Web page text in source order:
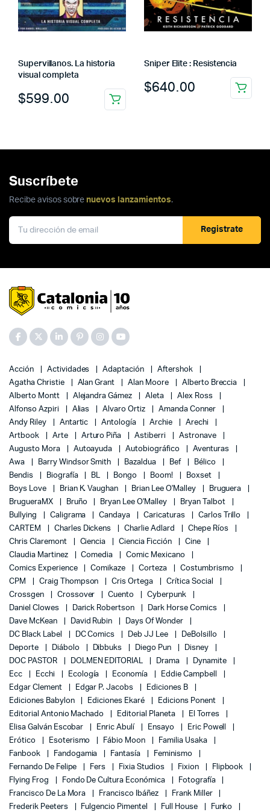
Supervillanos. La historia
visual completa
$599.00
Sniper Elite : Resistencia
$640.00
Suscríbete
Recibe avisos sobre nuevos lanzamientos.
Registrate
Acción Actividades Adaptación
Aftershok
Agatha Christie
Alan Grant Alan Moore
Alberto Breccia
Alberto Montt
Alejandra Gámez Aleta
Alex Ross
Alfonso Azpiri
Alias Alvaro Ortiz
Amanda Conner
Andy Riley
Antartic Antología Archie
Arechi
Artbook
Arte Arturo Piña Astiberri
Astronave
Augusto Mora
Autoayuda Autobiográfico
Aventuras
Awa
Barry Windsor Smith Bazaldua Bef
Bélico
Bendis
Biografía BL Bongo Boom!
Boxset
Boys Love
Brian K. Vaughan Brian Lee O'Malley
Bruguera
BrugueraMX
Bruño Bryan Lee O'Malley
Bryan Talbot
Bullying
Caligrama Candaya Caricaturas
Carlos Trillo
CARTEM
Charles Dickens Charlie Adlard
Chepe Ríos
Chris Claremont
Ciencia Ciencia Ficción
Cine
Claudia Martinez
Comedia
Comic Mexicano
Comics Experience
Comikaze Corteza
Costumbrismo
CPM
Craig Thompson Cris Ortega
Crítica Social
Crossgen
Crossover Cuento
Cyberpunk
Daniel Clowes
Darick Robertson
Dark Horse Comics
Dave McKean
David Rubin
Days Of Wonder
DC Black Label
DC Comics Deb JJ Lee
DeBolsillo
Deporte
Diábolo Dibbuks Diego Pun
Disney
DOC PASTOR
DOLMEN EDITORIAL Drama
Dynamite
Ecc
Ecchi Ecología Economía
Eddie Campbell
Edgar Clement
Edgar P. Jacobs
Ediciones B
Ediciones Babylon
Ediciones Ekaré
Edicions Ponent
Editorial Antonio Machado
Editorial Planeta
El Torres
Elisa Galván Escobar
Enric Abulí Ensayo
Eric Powell
Erótico
Esoterismo Fábio Moon
Familia Usaka
Fanbook
Fandogamia Fantasía
Feminismo
Fernando De Felipe
Fers Fixia Studios Fixion
Flipbook
Flying Frog
Fondo De Cultura Económica
Fotografía
Francisco De La Mora
Francisco Ibáñez
Frank Miller
Frederik Peeters
Fulgencio Pimentel Full House
Funko